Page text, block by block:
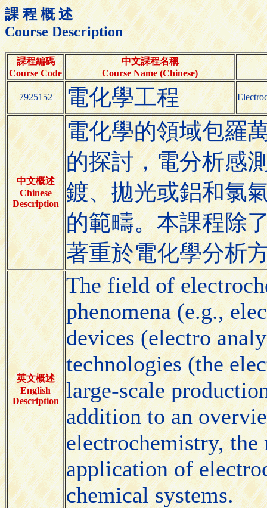
課 程 概 述
Course Description
課程編碼
Course Code
中文課程名稱
Course Name (Chinese)
7925152 電化學工程
中文概述
Chinese
Description
電化學的領域包羅
的探討，電分析感
鍍、拋光或鋁和氯
的範疇。本課程除
著重於電化學分析
英文概述
English
Description
The field of
phenomena (e.g.,
devices (electro
technologies (the
large-scale
addition to an
electrochemistry, the
application of
chemical systems.